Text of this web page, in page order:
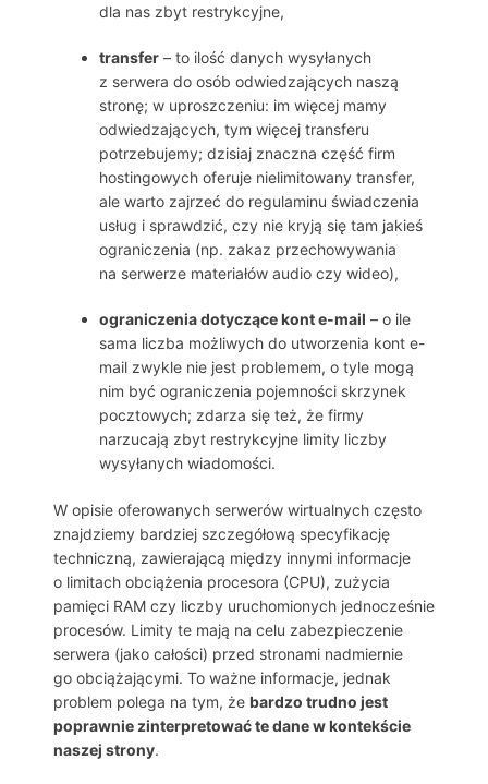
dla nas zbyt restrykcyjne,
transfer – to ilość danych wysyłanych
z serwera do osób odwiedzających naszą
stronę; w uproszczeniu: im więcej mamy
odwiedzających, tym więcej transferu
potrzebujemy; dzisiaj znaczna część firm
hostingowych oferuje nielimitowany transfer,
ale warto zajrzeć do regulaminu świadczenia
usług i sprawdzić, czy nie kryją się tam jakieś
ograniczenia (np. zakaz przechowywania
na serwerze materiałów audio czy wideo),
ograniczenia dotyczące kont e-mail – o ile
sama liczba możliwych do utworzenia kont e-
mail zwykle nie jest problemem, o tyle mogą
nim być ograniczenia pojemności skrzynek
pocztowych; zdarza się też, że firmy
narzucają zbyt restrykcyjne limity liczby
wysyłanych wiadomości.
W opisie oferowanych serwerów wirtualnych często
znajdziemy bardziej szczegółową specyfikację
techniczną, zawierającą między innymi informacje
o limitach obciążenia procesora (CPU), zużycia
pamięci RAM czy liczby uruchomionych jednocześnie
procesów. Limity te mają na celu zabezpieczenie
serwera (jako całości) przed stronami nadmiernie
go obciążającymi. To ważne informacje, jednak
problem polega na tym, że bardzo trudno jest
poprawnie zinterpretować te dane w kontekście
naszej strony.